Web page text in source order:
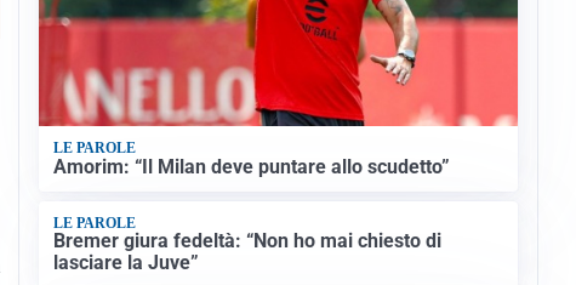
LE PAROLE
Amorim: “Il Milan deve puntare allo scudetto”
LE PAROLE
Bremer giura fedeltà: “Non ho mai chiesto di
lasciare la Juve”